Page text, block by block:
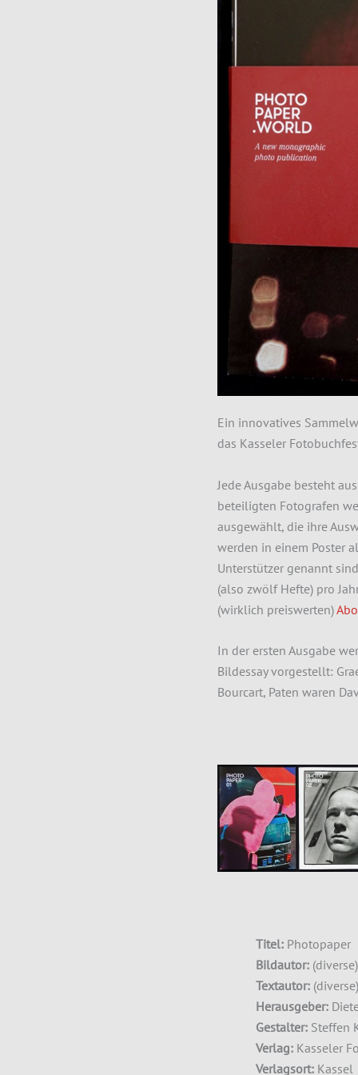
Ein innovatives
das Kasseler
Jede Ausgabe besteht
beteiligten Fotografen
ausgewählt, die ihre
werden in einem Poster
Unterstützer genannt
(also zwölf Hefte) pro
(wirklich preiswerten)
In der ersten Ausgabe
Bildessay vorgestellt:
Bourcart, Paten waren
Titel: Photopaper
Bildautor: (diverse)
Textautor: (diverse)
Herausgeber:
Gestalter: Steffen
Verlag: Kasseler
Verlagsort: Kassel